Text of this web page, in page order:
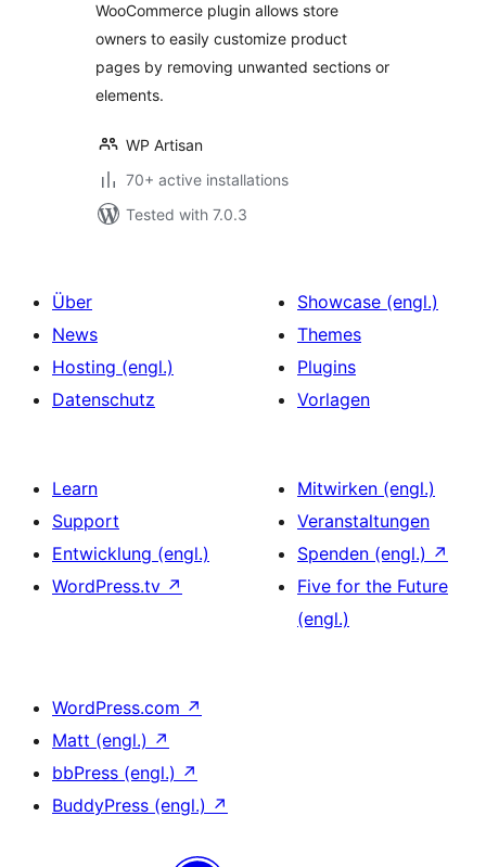
WooCommerce plugin allows store
owners to easily customize product
pages by removing unwanted sections or
elements.
WP Artisan
70+ active installations
Tested with 7.0.3
Über
News
Hosting (engl.)
Datenschutz
Showcase (engl.)
Themes
Plugins
Vorlagen
Learn
Support
Entwicklung (engl.)
WordPress.tv ↗
Mitwirken (engl.)
Veranstaltungen
Spenden (engl.) ↗
Five for the Future
(engl.)
WordPress.com ↗
Matt (engl.) ↗
bbPress (engl.) ↗
BuddyPress (engl.) ↗